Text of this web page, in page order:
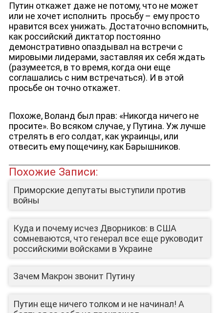
Путин откажет даже не потому, что не может
или не хочет исполнить просьбу – ему просто
нравится всех унижать. Достаточно вспомнить,
как российский диктатор постоянно
демонстративно опаздывал на встречи с
мировыми лидерами, заставляя их себя ждать
(разумеется, в то время, когда они еще
соглашались с ним встречаться). И в этой
просьбе он точно откажет.
Похоже, Воланд был прав: «Никогда ничего не
просите». Во всяком случае, у Путина. Уж лучше
стрелять в его солдат, как украинцы, или
отвесить ему пощечину, как Барышников.
Похожие Записи:
Приморские депутаты выступили против
войны
Куда и почему исчез Дворников: в США
сомневаются, что генерал все еще руководит
российскими войсками в Украине
Зачем Макрон звонит Путину
Путин еще ничего толком и не начинал! А